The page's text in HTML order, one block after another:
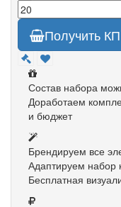
Получить КП
Состав набора
Доработаем
и бюджет
Брендируем все
Адаптируем набор
Бесплатная